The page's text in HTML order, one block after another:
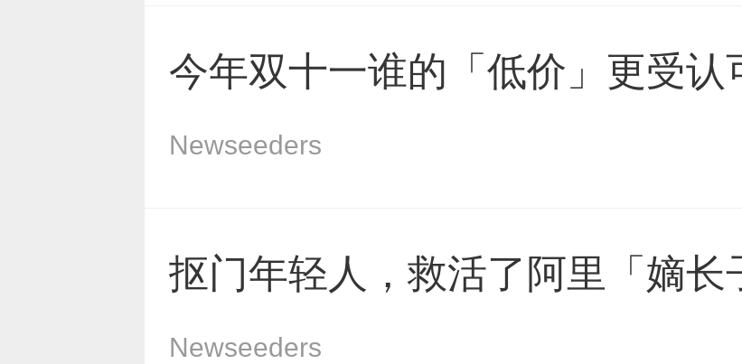
今年双十一谁的「低价」更受认
Newseeders
抠门年轻人，救活了阿里「嫡长
Newseeders